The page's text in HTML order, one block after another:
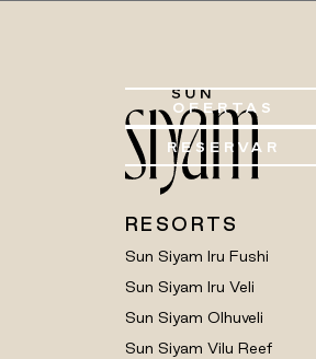
OFERTAS
RESERVAR
RESORTS
Sun Siyam Iru Fushi
Sun Siyam Iru Veli
Sun Siyam Olhuveli
Sun Siyam Vilu Reef